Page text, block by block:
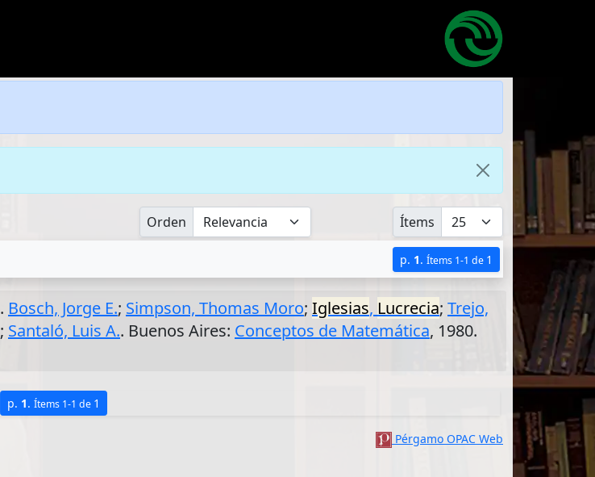
Orden Ítems
p. 1. Ítems 1-1 de 1
. Bosch, Jorge E.; Simpson, Thomas Moro; Iglesias, Lucrecia; Trejo,
; Santaló, Luis A.. Buenos Aires: Conceptos de Matemática, 1980.
p. 1. Ítems 1-1 de 1
Pérgamo OPAC Web